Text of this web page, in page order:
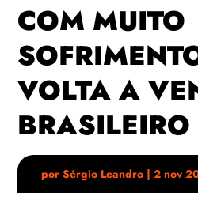
COM MUITO
VOLTA A
BRASILEIRO
porSérgio Leandro |2 nov